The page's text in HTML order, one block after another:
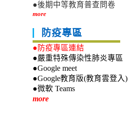
●後期中等教育普查問卷
more
防疫專區
●防疫專區連結
●嚴重特殊傳染性肺炎專區
●Google meet
●Google教育版(教育雲登入)
●微軟 Teams
more